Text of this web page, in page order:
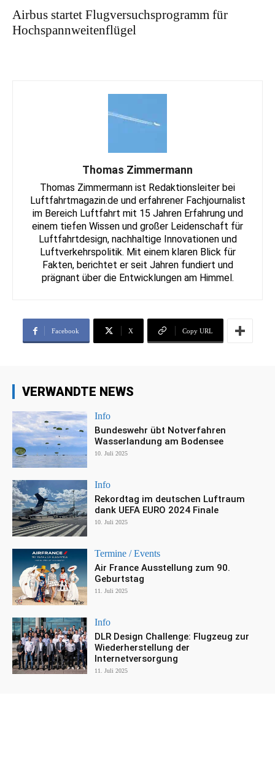
Airbus startet Flugversuchsprogramm für
Hochspannweitenflügel
Thomas Zimmermann
Thomas Zimmermann ist Redaktionsleiter bei
Luftfahrtmagazin.de und erfahrener Fachjournalist
im Bereich Luftfahrt mit 15 Jahren Erfahrung und
einem tiefen Wissen und großer Leidenschaft für
Luftfahrtdesign, nachhaltige Innovationen und
Luftverkehrspolitik. Mit einem klaren Blick für
Fakten, berichtet er seit Jahren fundiert und
prägnant über die Entwicklungen am Himmel.
Facebook X Copy URL
VERWANDTE NEWS
Info
Bundeswehr übt Notverfahren
Wasserlandung am Bodensee
10. Juli 2025
Info
Rekordtag im deutschen Luftraum
dank UEFA EURO 2024 Finale
10. Juli 2025
Termine / Events
Air France Ausstellung zum 90.
Geburtstag
11. Juli 2025
Info
DLR Design Challenge: Flugzeug zur
Wiederherstellung der
Internetversorgung
11. Juli 2025